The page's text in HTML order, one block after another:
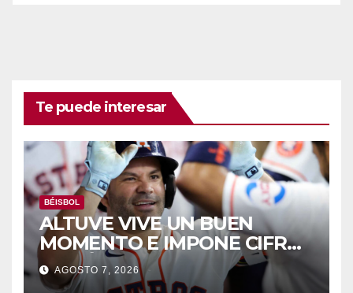
Te puede interesar
BÉISBOL
ALTUVE VIVE UN BUEN
MOMENTO E IMPONE CIFRAS
HISTÓRICAS
AGOSTO 7, 2026